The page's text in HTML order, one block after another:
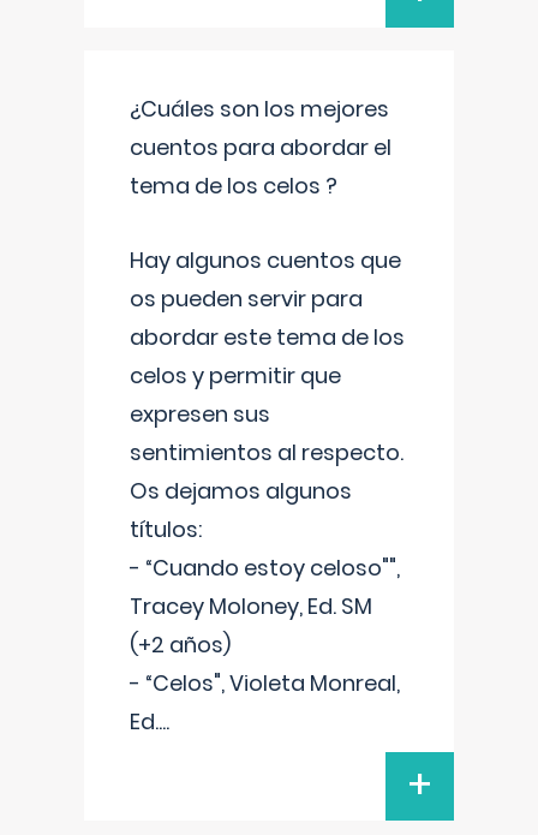
¿Cuáles son los mejores
cuentos para abordar el
tema de los celos ?
Hay algunos cuentos que
os pueden servir para
abordar este tema de los
celos y permitir que
expresen sus
sentimientos al respecto.
Os dejamos algunos
títulos:
- “Cuando estoy celoso"",
Tracey Moloney, Ed. SM
(+2 años)
- “Celos", Violeta Monreal,
Ed....
+